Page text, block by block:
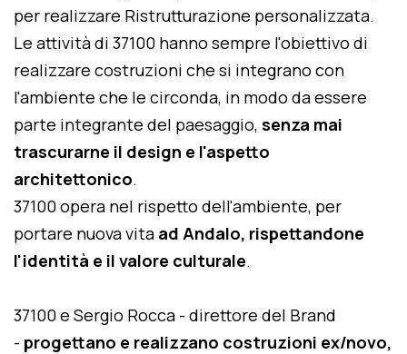
per realizzare Ristrutturazione personalizzata.
Le attività di 37100 hanno sempre l'obiettivo di
realizzare costruzioni che si integrano con
l'ambiente che le circonda, in modo da essere
parte integrante del paesaggio, senza mai
trascurarne il design e l'aspetto
architettonico.
37100 opera nel rispetto dell'ambiente, per
portare nuova vita ad Andalo, rispettandone
l'identità e il valore culturale.
37100 e Sergio Rocca - direttore del Brand
- progettano e realizzano costruzioni ex/novo,